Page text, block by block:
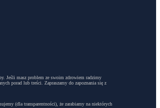
Jeśli masz problem ze swoim zdrowiem radzimy
porad lub treści. Zapraszamy do zapoznania się z
(dla transparentności), że zarabiamy na niektórych